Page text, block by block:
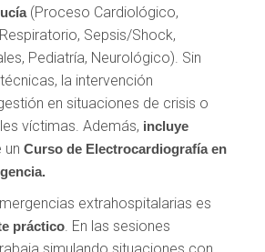
(Proceso Cardiológico,
Sepsis/Shock,
Pediatría, Neurológico). Sin
la intervención
en situaciones de crisis o
víctimas. Además, incluye
unCurso de Electrocardiografía en
extrahospitalarias es
práctico. En las sesiones